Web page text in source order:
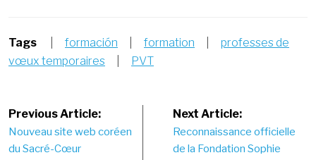
Tags formación formation
professes de
vœux temporaires
PVT
Post
Previous Article:
Nouveau site web coréen
du Sacré-Cœur
Next Article:
Reconnaissance officielle
de la Fondation Sophie